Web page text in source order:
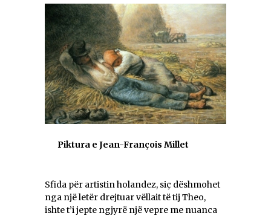
Piktura e Jean-François Millet
Sfida për artistin holandez, siç dëshmohet
nga një letër drejtuar vëllait të tij Theo,
ishte t’i jepte ngjyrë një vepre me nuanca